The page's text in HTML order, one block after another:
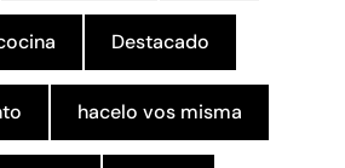
Destacado
hacelo vos misma